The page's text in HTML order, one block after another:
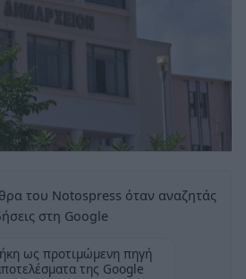
του Notospress όταν αναζητάς
στη Google
ως προτιμώμενη πηγή
της Google